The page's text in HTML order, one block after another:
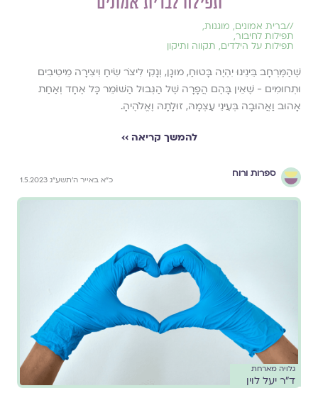
//ברית אמונים, מוגנות,
תפילות לחיבור,
תפילות על הילדים, תקווה ותיקון
שֶׁהַמֶּרְחָב בֵּינֵינוּ יִהְיֶה בָּטוּחַ, מוּגָן, וְנָקִי לִיצֹר שִׂיחַ וִיצִירָה מֵיטִיבִים
וּתְחוּמִים - שֶׁאֵין בָּהֶם הֲפָרָה שֶׁל הַגְּבוּל הַשּׁוֹמֵר כָּל אֶחָד וְאַחַת
אָהוּב וַאֲהוּבָה בְּעֵינֵי עַצְמָהּ, זוּלָתָהּ וֶאֱלֹהֶיהָ.
להמשך קריאה ››
ספרות ורוח
כ״א באייר ה׳תשע״ג 1.5.2023
גלויה מארחת
ד"ר יעל לוין